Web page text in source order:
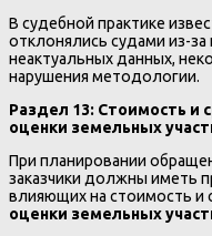
В судебной практике
отклонялись судами из-
неактуальных данных,
нарушения методологии.
Раздел 13: Стоимость и
оценки земельных
При планировании
заказчики должны иметь
влияющих на стоимость и
оценки земельных